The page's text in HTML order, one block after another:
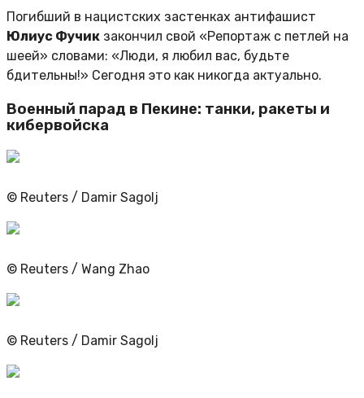
Погибший в нацистских застенках антифашист
Юлиус Фучик закончил свой «Репортаж с петлей на
шеей» словами: «Люди, я любил вас, будьте
бдительны!» Сегодня это как никогда актуально.
Военный парад в Пекине: танки, ракеты и
кибервойска
© Reuters / Damir Sagolj
© Reuters / Wang Zhao
© Reuters / Damir Sagolj